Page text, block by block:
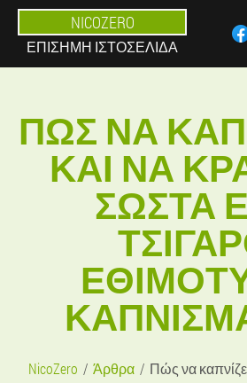
NICOZERO
ΕΠΊΣΗΜΗ ΙΣΤΟΣΕΛΊΔΑ
ΠΏΣ ΝΑ
ΚΑΙ ΝΑ
ΣΩΣΤΆ
NicoZero Άρθρα Πώς να